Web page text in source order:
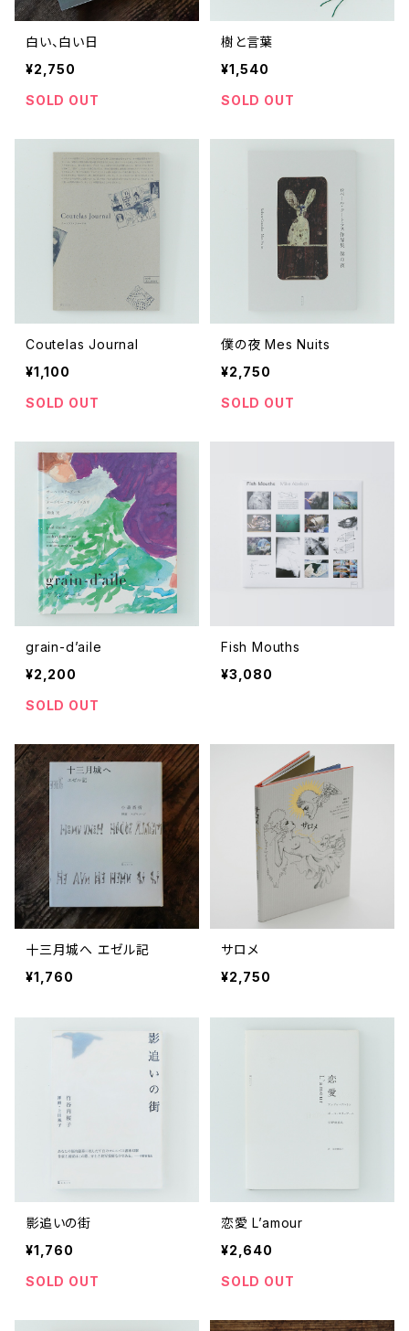
白い、白い日
¥2,750
SOLD OUT
樹と言葉
¥1,540
SOLD OUT
Coutelas Journal
¥1,100
SOLD OUT
僕の夜 Mes Nuits
¥2,750
SOLD OUT
grain-d’aile
¥2,200
SOLD OUT
Fish Mouths
¥3,080
十三月城へ エゼル記
¥1,760
サロメ
¥2,750
影追いの街
¥1,760
SOLD OUT
恋愛 L’amour
¥2,640
SOLD OUT